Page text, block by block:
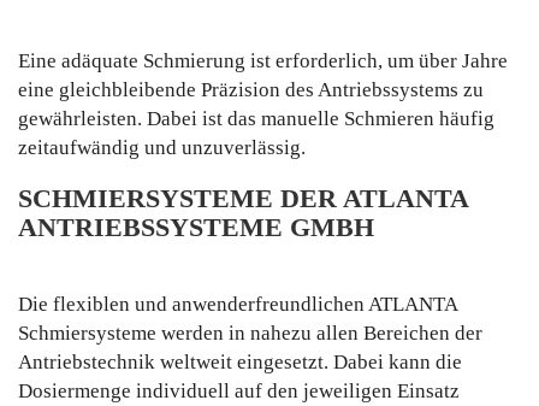
Eine adäquate Schmierung ist erforderlich, um über Jahre
eine gleichbleibende Präzision des Antriebssystems zu
gewährleisten. Dabei ist das manuelle Schmieren häufig
zeitaufwändig und unzuverlässig.
SCHMIERSYSTEME DER ATLANTA
ANTRIEBSSYSTEME GMBH
Die flexiblen und anwenderfreundlichen ATLANTA
Schmiersysteme werden in nahezu allen Bereichen der
Antriebstechnik weltweit eingesetzt. Dabei kann die
Dosiermenge individuell auf den jeweiligen Einsatz